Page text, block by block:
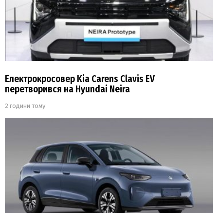
Електрокросовер Kia Carens Clavis EV
перетворився на Hyundai Neira
2 години тому